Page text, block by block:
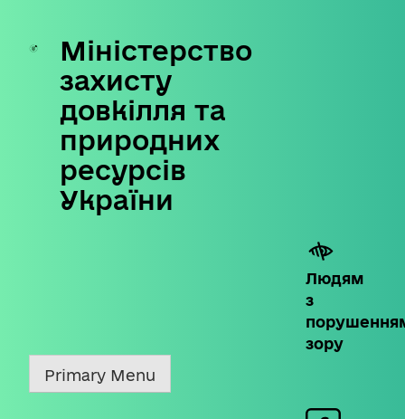
Skip
content
Міністерство
захисту
довкілля та
природних
ресурсів
України
Людям
з
зору
Primary Menu